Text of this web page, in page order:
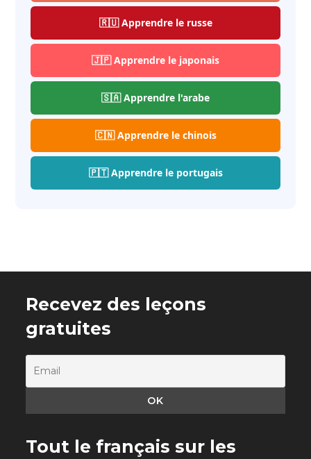
🇷🇺 Apprendre le russe
🇯🇵 Apprendre le japonais
🇸🇦 Apprendre l'arabe
🇨🇳 Apprendre le chinois
🇵🇹 Apprendre le portugais
Recevez des leçons
gratuites
Tout le français sur les